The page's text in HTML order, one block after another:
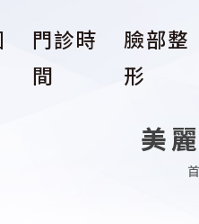
門診時
間
臉部整
形
美